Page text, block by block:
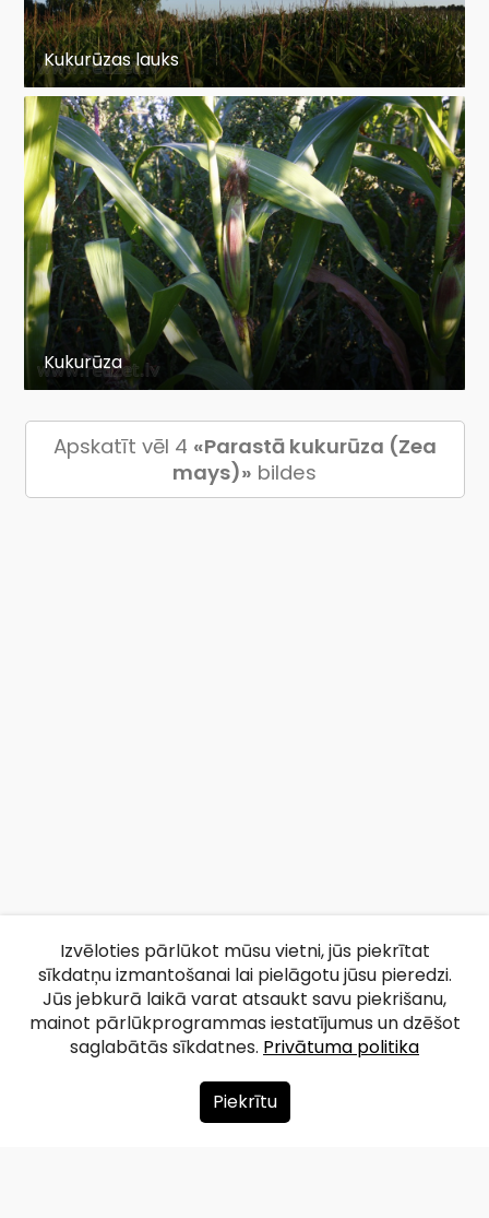
Kukurūzas lauks
Kukurūza
Apskatīt vēl 4 «Parastā kukurūza (Zea
mays)» bildes
Par mums
Izvēloties pārlūkot mūsu vietni, jūs piekrītat
sīkdatņu izmantošanai lai pielāgotu jūsu pieredzi.
Jūs jebkurā laikā varat atsaukt savu piekrišanu,
mainot pārlūkprogrammas iestatījumus un dzēšot
saglabātās sīkdatnes. Privātuma politika
Piekrītu